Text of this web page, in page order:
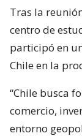
Tras la
centro de
participó en
Chile en la
“Chile busca
comercio,
entorno